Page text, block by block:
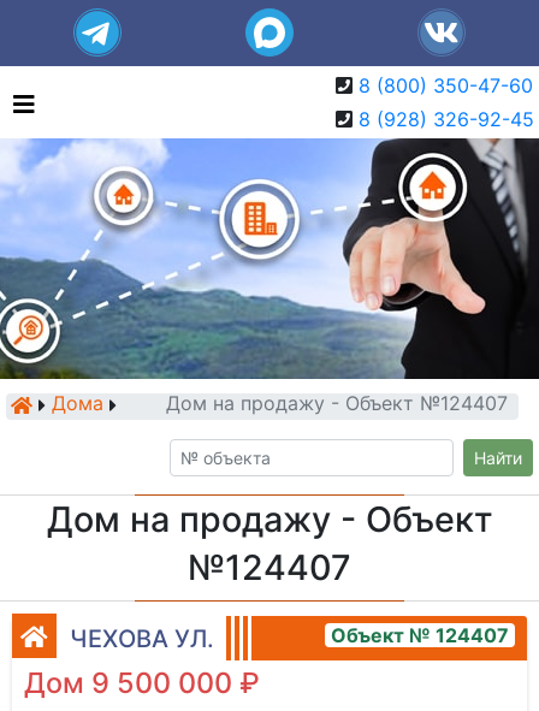
8 (800) 350-47-60
8 (928) 326-92-45
Дома Дом на продажу - Объект №124407
Найти
Дом на продажу - Объект
№124407
ЧЕХОВА УЛ. Объект № 124407
Дом 9 500 000 ₽